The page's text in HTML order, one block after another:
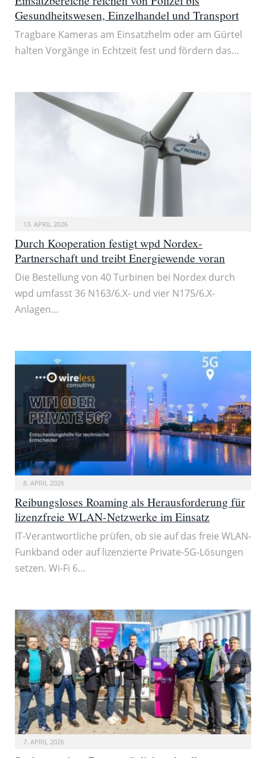
Gesundheitswesen, Einzelhandel und Transport
Tragbare Kameras am Einsatzhelm oder am Gürtel
halten Vorgänge in Echtzeit fest und fördern das…
13. APRIL 2026
Durch Kooperation festigt wpd Nordex-
Partnerschaft und treibt Energiewende voran
Die Bestellung von 40 Turbinen bei Nordex durch
wpd umfasst 36 N163/6.X- und vier N175/6.X-
Anlagen…
8. APRIL 2026
Reibungsloses Roaming als Herausforderung für
lizenzfreie WLAN-Netzwerke im Einsatz
IT-Verantwortliche prüfen, ob sie auf das freie WLAN-
Funkband oder auf lizenzierte Private-5G-Lösungen
setzen. Wi-Fi 6…
7. APRIL 2026